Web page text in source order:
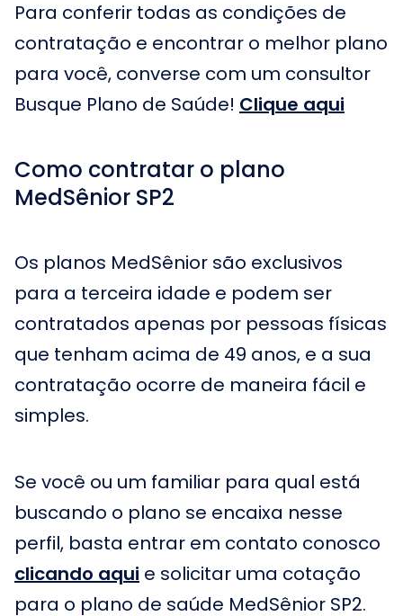
Para conferir todas as condições de
contratação e encontrar o melhor plano
para você, converse com um consultor
Busque Plano de Saúde! Clique aqui
Como contratar o plano
MedSênior SP2
Os planos MedSênior são exclusivos
para a terceira idade e podem ser
contratados apenas por pessoas físicas
que tenham acima de 49 anos, e a sua
contratação ocorre de maneira fácil e
simples.
Se você ou um familiar para qual está
buscando o plano se encaixa nesse
perfil, basta entrar em contato conosco
clicando aqui e solicitar uma cotação
para o plano de saúde MedSênior SP2.